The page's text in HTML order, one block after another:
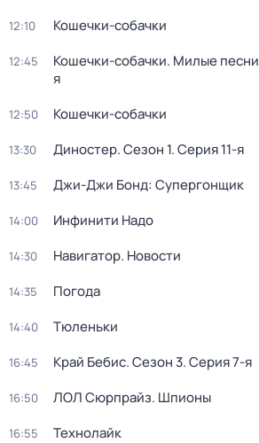
12:10 Кошечки-собачки
12:45 Кошечки-собачки. Милые песни
я
12:50 Кошечки-собачки
13:30 Диностер. Сезон 1. Серия 11-я
13:45 Джи-Джи Бонд: Супергонщик
14:00 Инфинити Надо
14:30 Навигатор. Новости
14:35 Погода
14:40 Тюленьки
16:45 Край Бебис. Сезон 3. Серия 7-я
16:50 ЛОЛ Сюрпрайз. Шпионы
16:55 Технолайк